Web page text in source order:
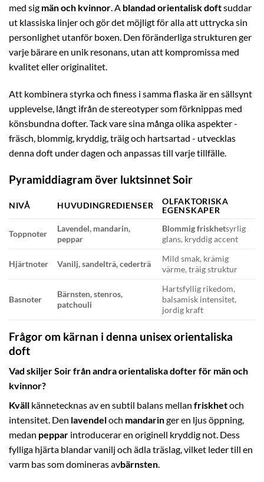
med sig män och kvinnor. A blandad orientalisk doftsuddar
ut klassiska linjer och gör det möjligt för alla att uttrycka sin
personlighet utanför boxen. Den föränderliga strukturen ger
varje bärare en unik resonans, utan att kompromissa med
kvalitet eller originalitet.
Att kombinera styrka och finess i samma flaska är en sällsynt
upplevelse, långt ifrån de stereotyper som förknippas med
könsbundna dofter. Tack vare sina många olika aspekter -
fräsch, blommig, kryddig, träig och hartsartad - utvecklas
denna doft under dagen och anpassas till varje tillfälle.
Pyramiddiagram över luktsinnet Soir
NIVÅ HUVUDINGREDIENSER
OLFAKTORISKA
EGENSKAPER
Toppnoter
Lavendel, mandarin,
peppar
Blommig friskhetsyrlig
glans, kryddig accent
Hjärtnoter Vanilj, sandelträ, cederträ
Mild smak, krämig
värme, träig struktur
Basnoter
Bärnsten, stenros,
patchouli
Hartsfyllig rikedom,
balsamisk intensitet,
jordig kraft
Frågor om kärnan i denna unisex orientaliska
doft
Vad skiljer Soir från andra orientaliska dofter för män och
kvinnor?
Kväll kännetecknas av en subtil balans mellan friskhetoch
intensitet. Den lavendeloch mandaringer en ljus öppning,
medan peppar introducerar en originell kryddig not. Dess
fylliga hjärta blandar vanilj och ädla träslag, vilket leder till en
varm bas som domineras avbärnsten.